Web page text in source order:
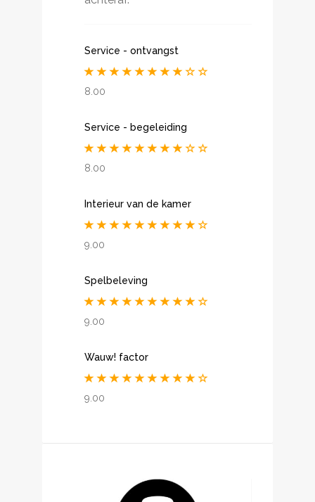
Service - ontvangst
8.00
Service - begeleiding
8.00
Interieur van de kamer
9.00
Spelbeleving
9.00
Wauw! factor
9.00